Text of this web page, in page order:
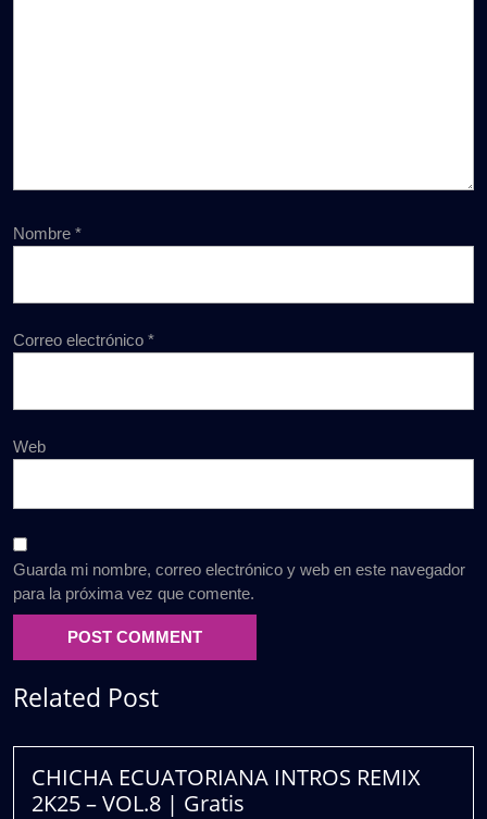
Nombre *
Correo electrónico *
Web
Guarda mi nombre, correo electrónico y web en este navegador
para la próxima vez que comente.
Related Post
CHICHA ECUATORIANA INTROS REMIX
2K25 – VOL.8 | Gratis